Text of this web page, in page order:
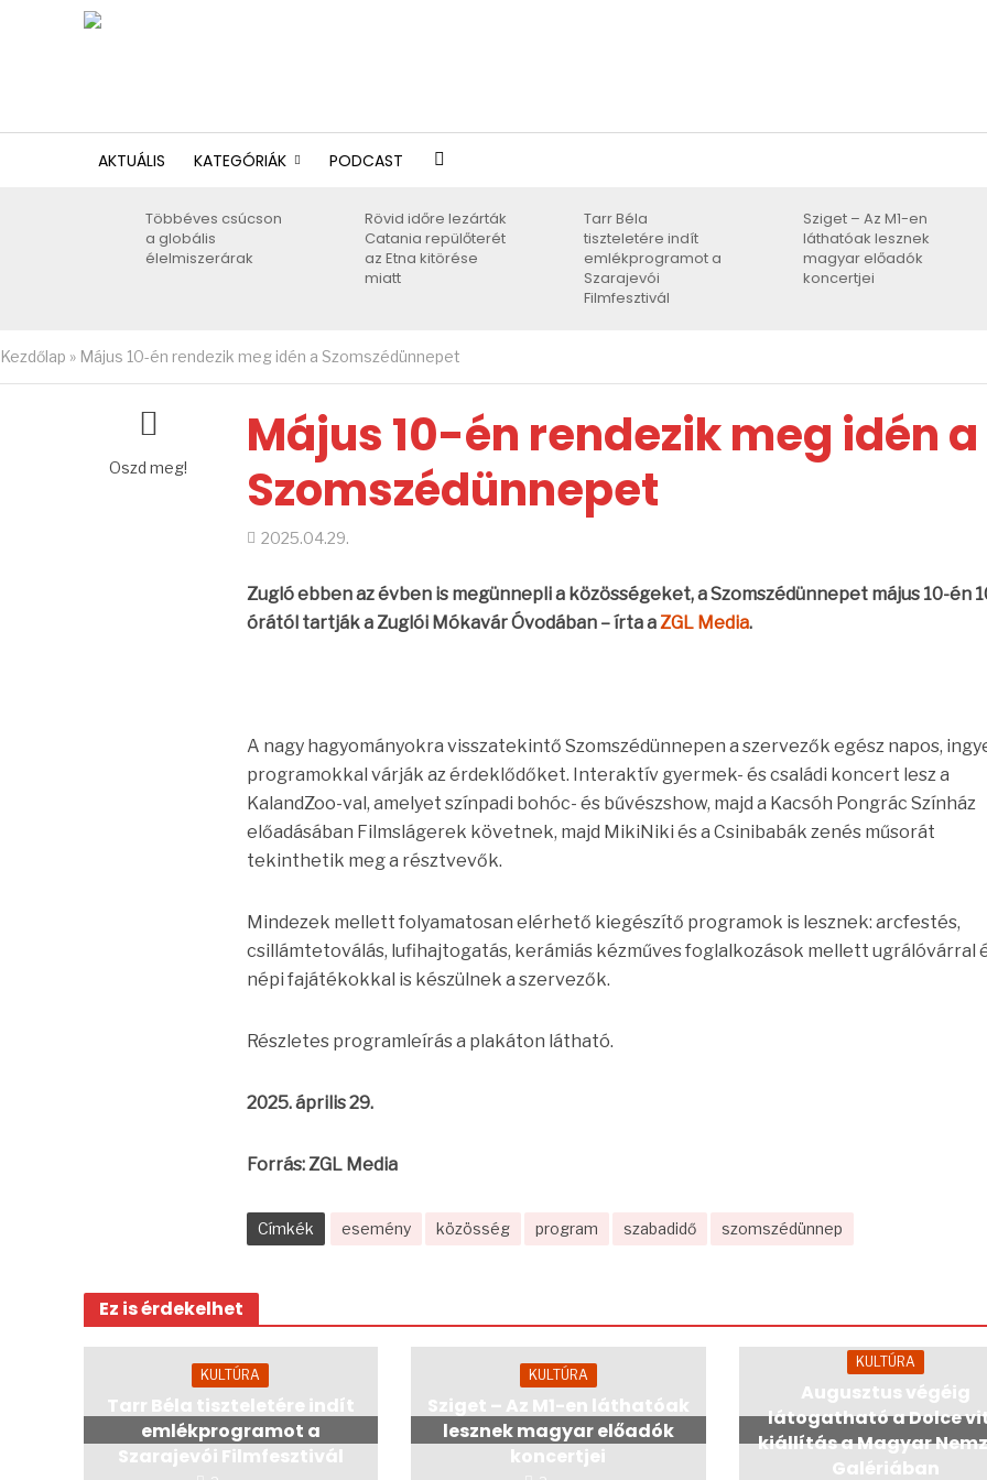
AKTUÁLIS KATEGÓRIÁK PODCAST
Többéves csúcson
a globális
élelmiszerárak
Rövid időre lezárták
Catania repülőterét
az Etna kitörése
miatt
Tarr Béla
tiszteletére indít
emlékprogramot a
Szarajevói
Filmfesztivál
Sziget – Az M1-en
láthatóak lesznek
magyar előadók
koncertjei
Kezdőlap » Május 10-én rendezik meg idén a Szomszédünnepet
Oszd meg!
Május 10-én rendezik meg idén a
Szomszédünnepet
2025.04.29.
Zugló ebben az évben is megünnepli a közösségeket, a Szomszédünnepet május 10-én
órától tartják a Zuglói Mókavár Óvodában – írta aZGL Media.
A nagy hagyományokra visszatekintő Szomszédünnepen a szervezők egész napos,
programokkal várják az érdeklődőket. Interaktív gyermek- és családi koncert lesz a
KalandZoo-val, amelyet színpadi bohóc- és bűvészshow, majd a Kacsóh Pongrác Színház
előadásában Filmslágerek követnek, majd MikiNiki és a Csinibabák zenés műsorát
tekinthetik meg a résztvevők.
Mindezek mellett folyamatosan elérhető kiegészítő programok is lesznek: arcfestés,
csillámtetoválás, lufihajtogatás, kerámiás kézműves foglalkozások mellett ugrálóvárral
népi fajátékokkal is készülnek a szervezők.
Részletes programleírás a plakáton látható.
2025. április 29.
Forrás: ZGL Media
Címkék esemény közösség program szabadidő szomszédünnep
Ez is érdekelhet
KULTÚRA
Tarr Béla tiszteletére indít
emlékprogramot a
Szarajevói Filmfesztivál
KULTÚRA
Sziget – Az M1-en láthatóak
lesznek magyar előadók
koncertjei
KULTÚRA
Augusztus végéig
látogatható a Dolce
kiállítás a Magyar
Galériában